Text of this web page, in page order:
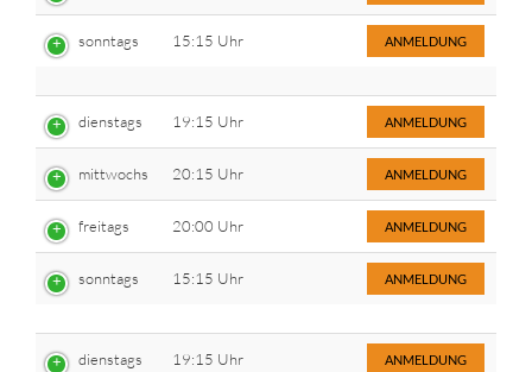
sonntags 15:15 Uhr ANMELDUNG
dienstags 19:15 Uhr ANMELDUNG
mittwochs 20:15 Uhr ANMELDUNG
freitags 20:00 Uhr ANMELDUNG
sonntags 15:15 Uhr ANMELDUNG
dienstags 19:15 Uhr ANMELDUNG